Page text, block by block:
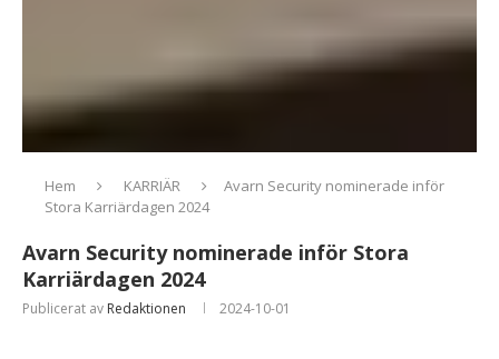
Hem KARRIÄR
Avarn Security nominerade inför
Stora Karriärdagen 2024
Avarn Security nominerade inför Stora
Karriärdagen 2024
Publicerat av Redaktionen 2024-10-01